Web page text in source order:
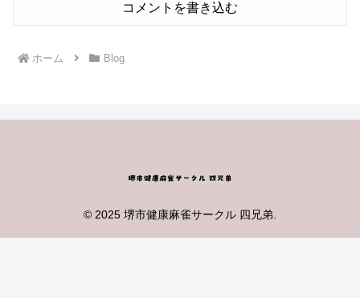
コメントを書き込む
ホーム Blog
© 2025 堺市健康麻雀サークル 四兄弟.